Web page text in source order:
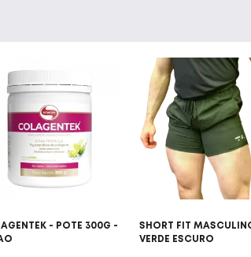
- POTE 300G -
SHORT FIT
VERDE ESCURO